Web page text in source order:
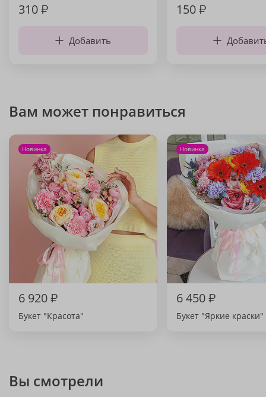
310₽
Добавить
150₽
Вам может понравиться
Новинка
6 920₽
Букет "Красота"
Новинка
6 450₽
Букет "Яркие краски"
Вы смотрели